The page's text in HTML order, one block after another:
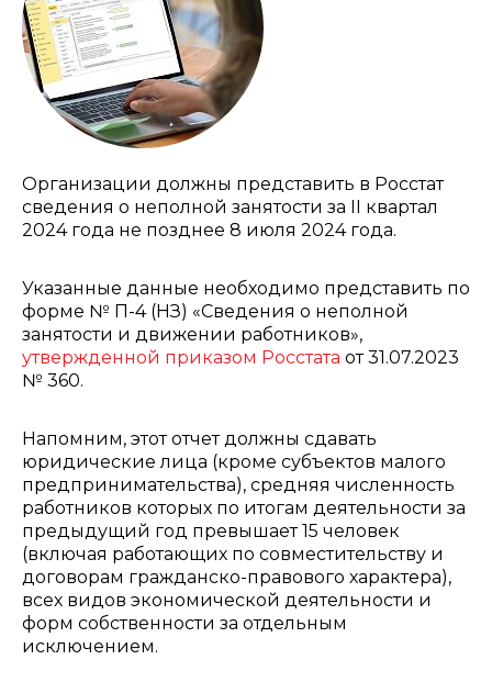
Организации должны представить в Росстат
сведения о неполной занятости за II квартал
2024 года не позднее 8 июля 2024 года.
Указанные данные необходимо представить по
форме № П-4 (НЗ) «Сведения о неполной
занятости и движении работников»,
утвержденной приказом Росстата от 31.07.2023
№ 360.
Напомним, этот отчет должны сдавать
юридические лица (кроме субъектов малого
предпринимательства), средняя численность
работников которых по итогам деятельности за
предыдущий год превышает 15 человек
(включая работающих по совместительству и
договорам гражданско-правового характера),
всех видов экономической деятельности и
форм собственности за отдельным
исключением.